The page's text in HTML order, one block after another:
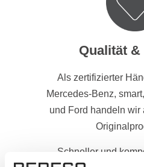
Qualität
Als zertifizierter
Mercedes-Benz,
und Ford handeln
Schneller und